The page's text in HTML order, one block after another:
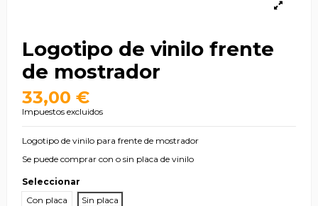
Logotipo de vinilo frente
de mostrador
33,00 €
Impuestos excluidos
Logotipo de vinilo para frente de mostrador
Se puede comprar con o sin placa de vinilo
Seleccionar
Con placa
Sin placa